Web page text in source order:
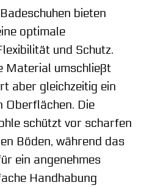
bieten
optimale
und Schutz.
Material umschließt
aber gleichzeitig ein
Oberflächen. Die
schützt vor scharfen
Böden, während das
ein angenehmes
Handhabung